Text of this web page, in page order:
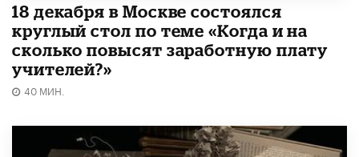
18 декабря в Москве состоялся
круглый стол по теме «Когда и на
сколько повысят заработную плату
учителей?»
40 МИН.